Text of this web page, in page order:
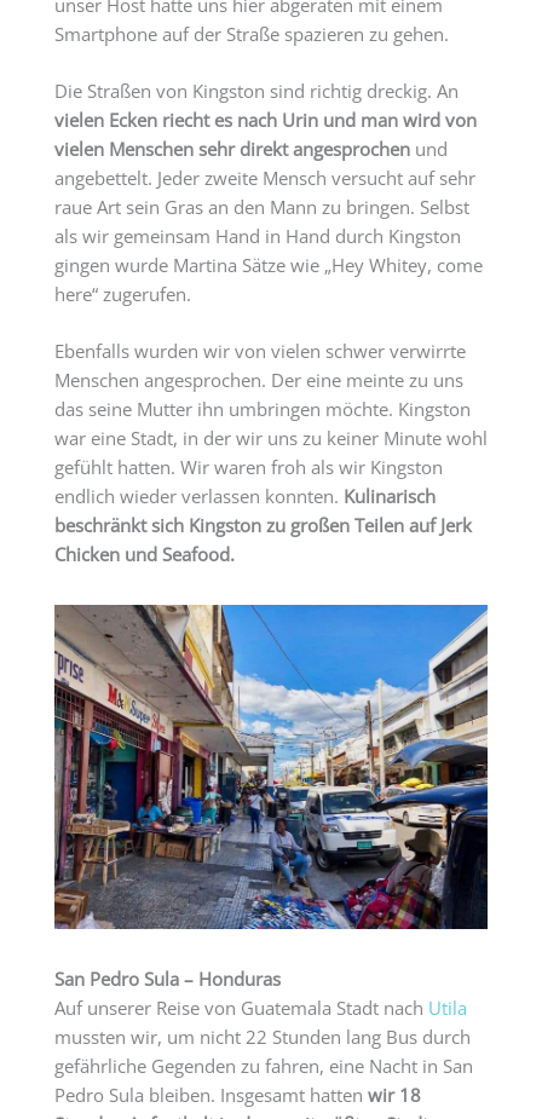
Smartphone auf der Straße spazieren zu gehen.
Die Straßen von Kingston sind richtig dreckig. An
vielen Ecken riecht es nach Urin und man wird von
vielen Menschen sehr direkt angesprochen und
angebettelt. Jeder zweite Mensch versucht auf sehr
raue Art sein Gras an den Mann zu bringen. Selbst
als wir gemeinsam Hand in Hand durch Kingston
gingen wurde Martina Sätze wie „Hey Whitey, come
here“ zugerufen.
Ebenfalls wurden wir von vielen schwer verwirrte
Menschen angesprochen. Der eine meinte zu uns
das seine Mutter ihn umbringen möchte. Kingston
war eine Stadt, in der wir uns zu keiner Minute wohl
gefühlt hatten. Wir waren froh als wir Kingston
endlich wieder verlassen konnten. Kulinarisch
beschränkt sich Kingston zu großen Teilen auf Jerk
Chicken und Seafood.
San Pedro Sula – Honduras
Auf unserer Reise von Guatemala Stadt nach Utila
mussten wir, um nicht 22 Stunden lang Bus durch
gefährliche Gegenden zu fahren, eine Nacht in San
Pedro Sula bleiben. Insgesamt hatten wir 18